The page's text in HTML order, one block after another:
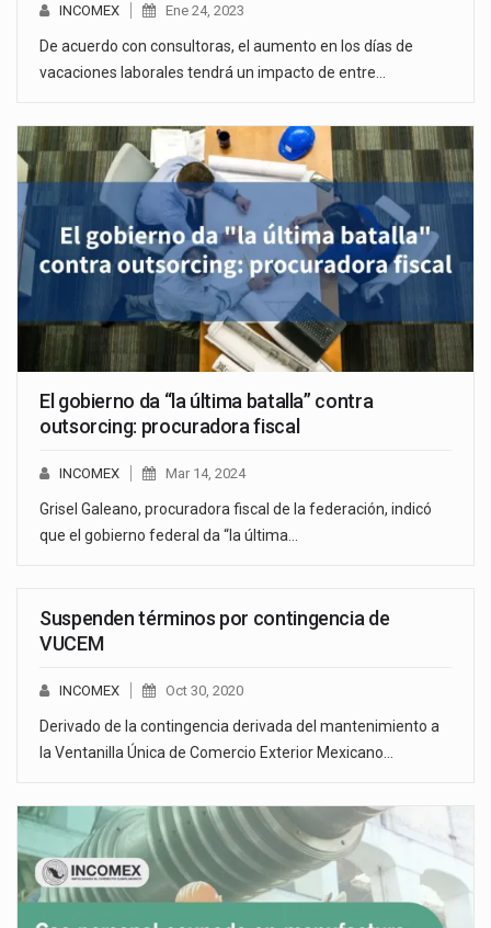
INCOMEX Ene 24, 2023
De acuerdo con consultoras, el aumento en los días de
vacaciones laborales tendrá un impacto de entre…
El gobierno da “la última batalla” contra
outsorcing: procuradora fiscal
INCOMEX Mar 14, 2024
Grisel Galeano, procuradora fiscal de la federación, indicó
que el gobierno federal da “la última…
Suspenden términos por contingencia de
VUCEM
INCOMEX Oct 30, 2020
Derivado de la contingencia derivada del mantenimiento a
la Ventanilla Única de Comercio Exterior Mexicano…